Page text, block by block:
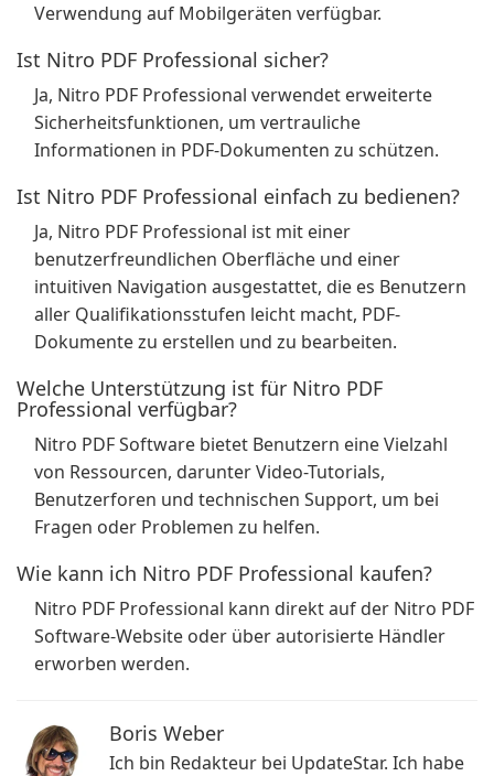
Verwendung auf Mobilgeräten verfügbar.
Ist Nitro PDF Professional sicher?
Ja, Nitro PDF Professional verwendet erweiterte
Sicherheitsfunktionen, um vertrauliche
Informationen in PDF-Dokumenten zu schützen.
Ist Nitro PDF Professional einfach zu bedienen?
Ja, Nitro PDF Professional ist mit einer
benutzerfreundlichen Oberfläche und einer
intuitiven Navigation ausgestattet, die es Benutzern
aller Qualifikationsstufen leicht macht, PDF-
Dokumente zu erstellen und zu bearbeiten.
Welche Unterstützung ist für Nitro PDF
Professional verfügbar?
Nitro PDF Software bietet Benutzern eine Vielzahl
von Ressourcen, darunter Video-Tutorials,
Benutzerforen und technischen Support, um bei
Fragen oder Problemen zu helfen.
Wie kann ich Nitro PDF Professional kaufen?
Nitro PDF Professional kann direkt auf der Nitro PDF
Software-Website oder über autorisierte Händler
erworben werden.
Boris Weber
Ich bin Redakteur bei UpdateStar. Ich habe